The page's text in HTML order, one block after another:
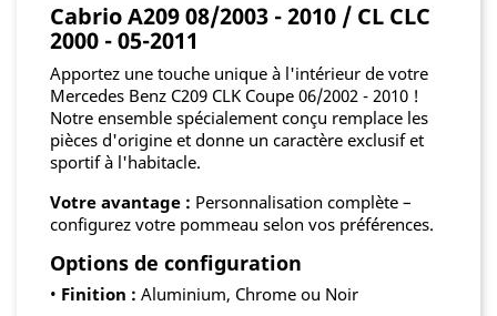
Cabrio A209 08/2003 - 2010 / CL CLC
2000 - 05-2011
Apportez une touche unique à l'intérieur de votre
Mercedes Benz C209 CLK Coupe 06/2002 - 2010 !
Notre ensemble spécialement conçu remplace les
pièces d'origine et donne un caractère exclusif et
sportif à l'habitacle.
Votre avantage : Personnalisation complète –
configurez votre pommeau selon vos préférences.
Options de configuration
• Finition : Aluminium, Chrome ou Noir